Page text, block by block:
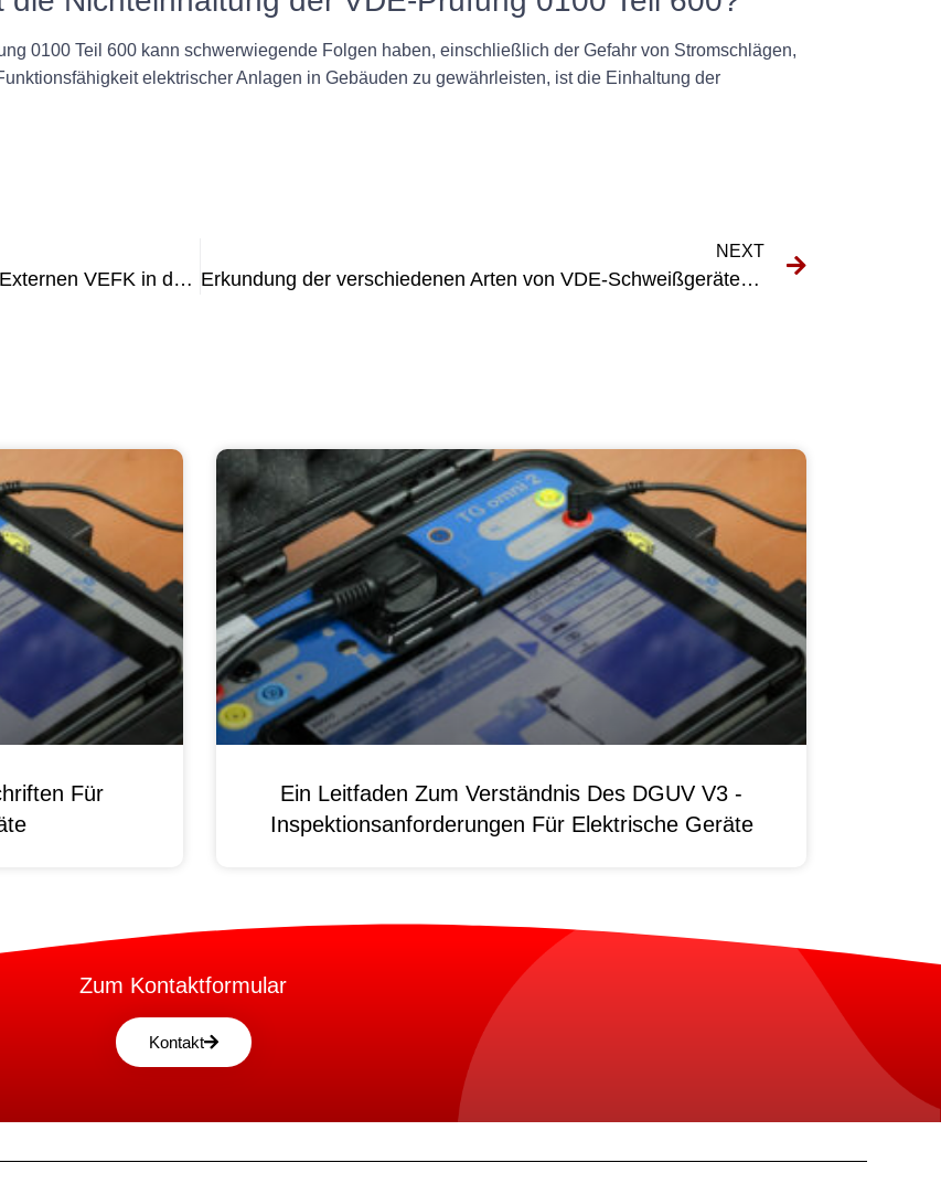
0100 Teil 600 kann schwerwiegende Folgen haben, einschließlich der Gefahr von Stromschlägen,
elektrischer Anlagen in Gebäuden zu gewährleisten, ist die Einhaltung der
Verständnis der Verantwortlichkeiten des Externen VEFK in der elektrischen Mediation
NEXT
Erkundung der verschiedenen Arten von VDE-Schweißgeräten, die auf dem Markt erhältlich sind
Für
Ein Leitfaden Zum Verständnis Des DGUV V3 -
Inspektionsanforderungen Für Elektrische Geräte
Zum Kontaktformular
Kontakt